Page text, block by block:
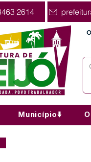
2614
Município⬇️